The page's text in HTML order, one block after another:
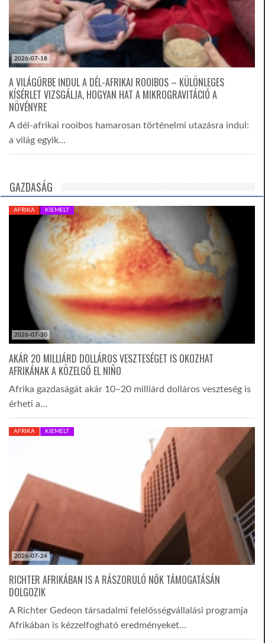
2026-07-18
A VILÁGŰRBE INDUL A DÉL-AFRIKAI ROOIBOS – KÜLÖNLEGES
KÍSÉRLET VIZSGÁLJA, HOGYAN HAT A MIKROGRAVITÁCIÓ A
NÖVÉNYRE
A dél-afrikai rooibos hamarosan történelmi utazásra indul:
a világ egyik…
GAZDASÁG
2026-07-30
AFRIKA KIEMELT
AKÁR 20 MILLIÁRD DOLLÁROS VESZTESÉGET IS OKOZHAT
AFRIKÁNAK A KÖZELGŐ EL NIÑO
Afrika gazdaságát akár 10–20 milliárd dolláros veszteség is
érheti a…
2026-07-24
AFRIKA KIEMELT
RICHTER AFRIKÁBAN IS A RÁSZORULÓ NŐK TÁMOGATÁSÁN
DOLGOZIK
A Richter Gedeon társadalmi felelősségvállalási programja
Afrikában is kézzelfogható eredményeket…